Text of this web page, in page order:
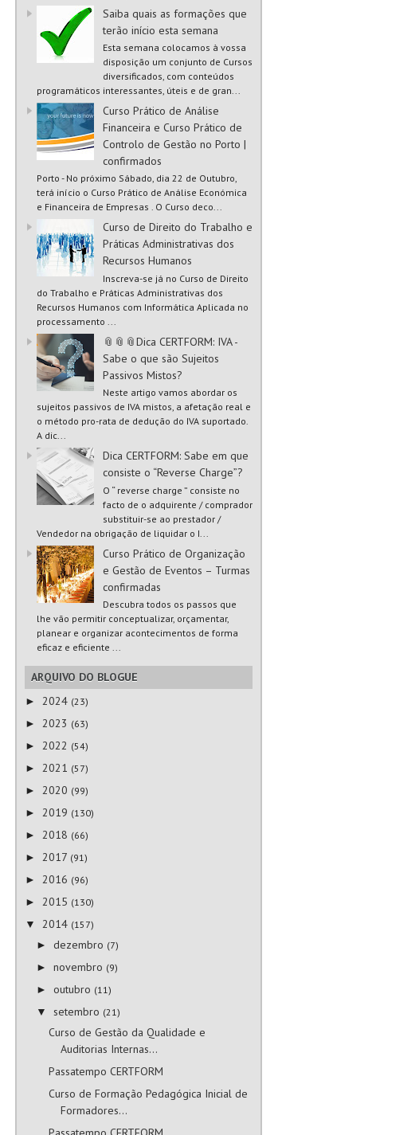
Saiba quais as formações que
terão início esta semana
Esta semana colocamos à vossa
disposição um conjunto de Cursos
diversificados, com conteúdos
programáticos interessantes, úteis e de gran...
Curso Prático de Análise
Financeira e Curso Prático de
Controlo de Gestão no Porto |
confirmados
Porto - No próximo Sábado, dia 22 de Outubro,
terá início o Curso Prático de Análise Económica
e Financeira de Empresas . O Curso deco...
Curso de Direito do Trabalho e
Práticas Administrativas dos
Recursos Humanos
Inscreva-se já no Curso de Direito
do Trabalho e Práticas Administrativas dos
Recursos Humanos com Informática Aplicada no
processamento ...
📎📎📎Dica CERTFORM: IVA -
Sabe o que são Sujeitos
Passivos Mistos?
Neste artigo vamos abordar os
sujeitos passivos de IVA mistos, a afetação real e
o método pro-rata de dedução do IVA suportado.
A dic...
Dica CERTFORM: Sabe em que
consiste o “Reverse Charge”?
O “ reverse charge ” consiste no
facto de o adquirente / comprador
substituir-se ao prestador /
Vendedor na obrigação de liquidar o I...
Curso Prático de Organização
e Gestão de Eventos – Turmas
confirmadas
Descubra todos os passos que
lhe vão permitir conceptualizar, orçamentar,
planear e organizar acontecimentos de forma
eficaz e eficiente ...
ARQUIVO DO BLOGUE
► 2024 (23)
► 2023 (63)
► 2022 (54)
► 2021 (57)
► 2020 (99)
► 2019 (130)
► 2018 (66)
► 2017 (91)
► 2016 (96)
► 2015 (130)
▼ 2014 (157)
►dezembro (7)
►novembro (9)
►outubro (11)
▼ setembro (21)
Curso de Gestão da Qualidade e
Auditorias Internas...
Passatempo CERTFORM
Curso de Formação Pedagógica Inicial de
Formadores...